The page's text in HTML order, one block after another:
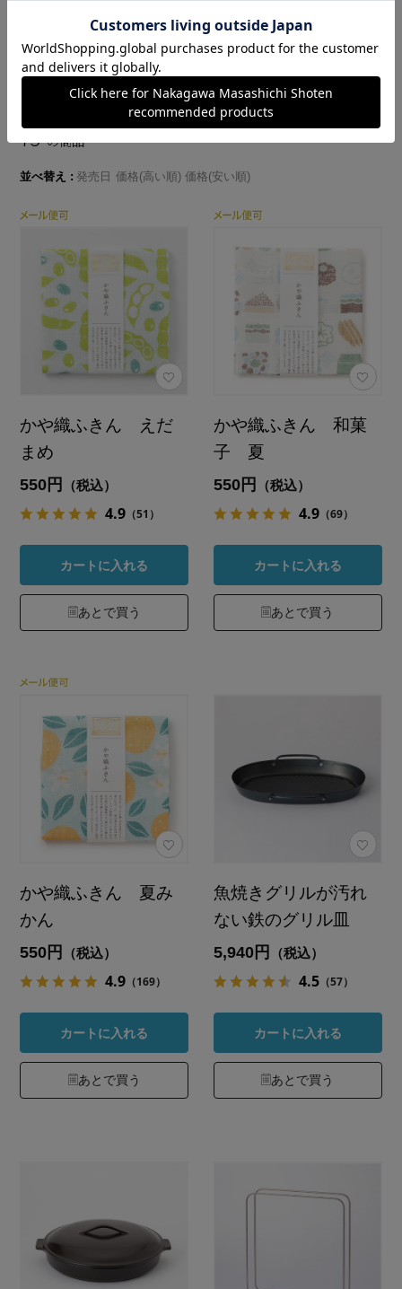
→ 特集はこちら
75 の商品
並べ替え 発売日 価格(高い順) 価格(安い順)
かや織ふきん えだ
まめ
550円 （税込）
4.9 （51）
カートに入れる
あとで買う
かや織ふきん 和菓
子 夏
550円 （税込）
4.9 （69）
カートに入れる
あとで買う
かや織ふきん 夏み
かん
550円 （税込）
4.9 （169）
カートに入れる
あとで買う
魚焼きグリルが汚れ
ない鉄のグリル皿
5,940円 （税込）
4.5 （57）
カートに入れる
あとで買う